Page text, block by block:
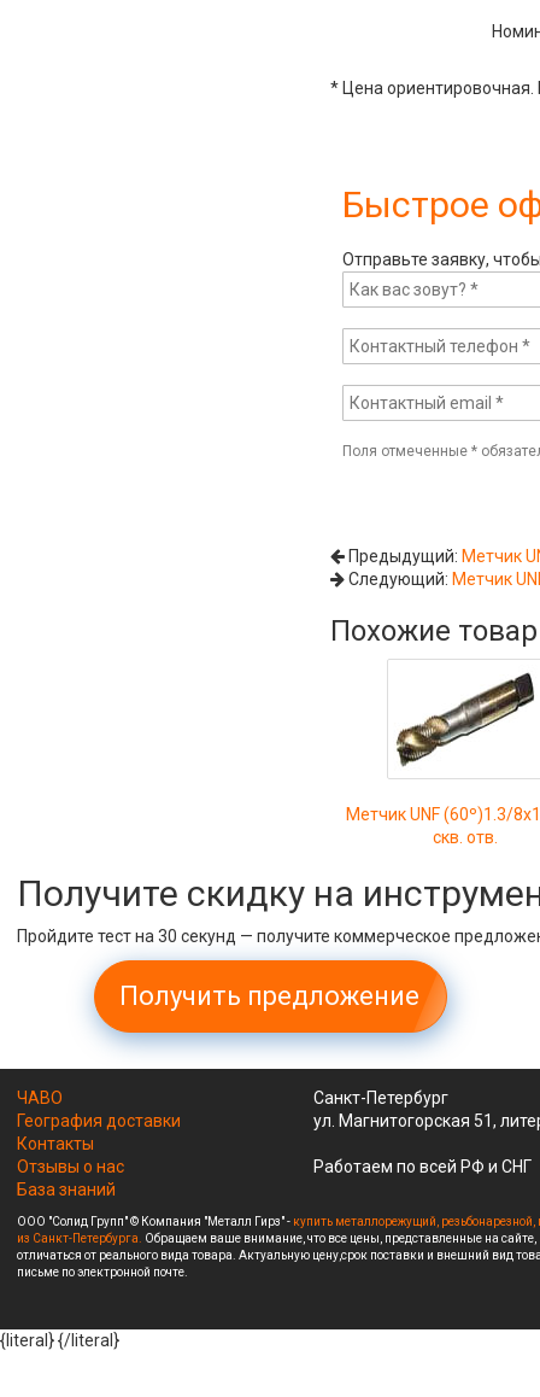
* Цена ориентировочная.
Быстрое
Отправьте заявку,
Поля отмеченные*
Предыдущий: Метчик
Следующий: Метчик
Похожие
Метчик UNF (60º)1.3/
скв. отв.
Получите скидку на
Пройдите тест на 30 секунд — получите коммерческое
Получить предложение
ЧАВО
География доставки
Контакты
Отзывы о нас
База знаний
Санкт-Петербург
ул. Магнитогорская 51,
Работаем по всей РФ и СНГ
ООО "Солид Групп" © Компания "Металл Гирз" - купить металлорежущий,
из Санкт-Петербурга. Обращаем ваше внимание, что все цены, представленные на
отличаться от реального вида товара. Актуальную цену,срок поставки и внешний вид
письме по электронной почте.
{literal}{/literal}